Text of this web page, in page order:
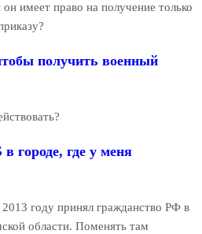
имеет право на получение только
получить военный
городе, где у меня
году принял гражданство РФ в
области. Поменять там